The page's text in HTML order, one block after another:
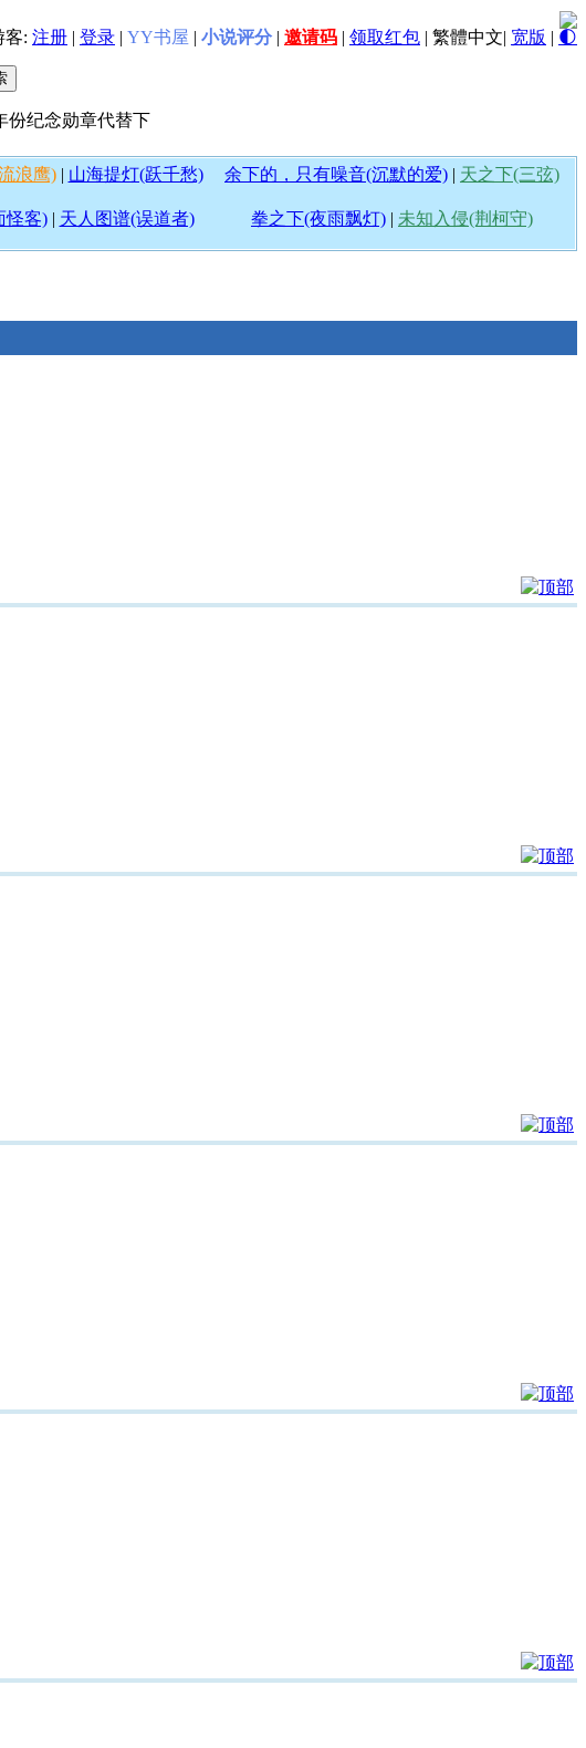
客: 注册 | 登录 | YY书屋 | 小说评分 | 邀请码 | 领取红包 | 繁體中文| 宽版 | 🌓
份纪念勋章代替下
浪鹰)| 山海提灯(跃千愁) 余下的，只有噪音(沉默的爱) | 天之下(三弦)
怪客)| 天人图谱(误道者) 拳之下(夜雨飘灯) | 未知入侵(荆柯守)